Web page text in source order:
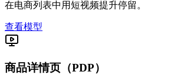
在电商列表中用短视频提升停留。
查看模型
商品详情页（PDP）